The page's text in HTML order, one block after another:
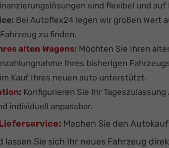
sind flexibel und
Bei Autoflex24 legen wir großen Wert
zu finden.
alten Wagens: Möchten Sie Ihren
Ihres bisherigen
Kauf Ihres neuen auto unterstützt.
Konfigurieren Sie Ihr
individuell anpassbar.
Machen Sie den
Sie sich Ihr neues Fahrzeug